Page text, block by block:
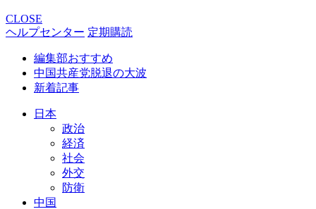
CLOSE
ヘルプセンター 定期購読
編集部おすすめ
中国共産党脱退の大波
新着記事
日本
政治
経済
社会
外交
防衛
中国